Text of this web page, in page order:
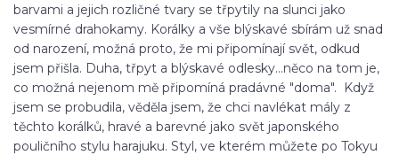
barvami a jejich rozličné tvary se třpytily na slunci jako
vesmírné drahokamy. Korálky a vše blýskavé sbírám už snad
od narození, možná proto, že mi připomínají svět, odkud
jsem přišla. Duha, třpyt a blýskavé odlesky...něco na tom je,
co možná nejenom mě připomíná pradávné "doma". Když
jsem se probudila, věděla jsem, že chci navlékat mály z
těchto korálků, hravé a barevné jako svět japonského
pouličního stylu harajuku. Styl, ve kterém můžete po Tokyu